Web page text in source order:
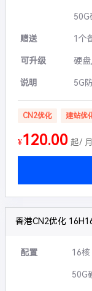
50G
赠送 1个
可升级 硬
说明 5G
CN2优化 建站优
¥120.00 起/ 月
香港CN2优化
配置 16
50G